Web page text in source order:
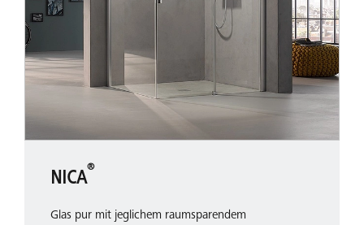
NICA
®
Glas pur mit jeglichem raumsparendem